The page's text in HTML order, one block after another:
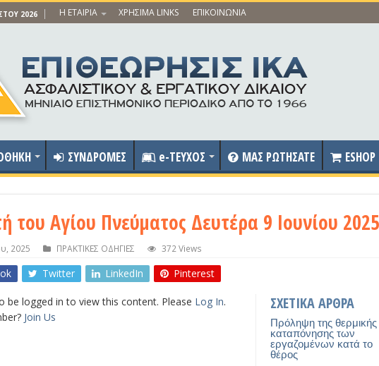
2026 Η ΕΤΑΙΡΙΑ ΧΡΗΣΙΜΑ LINKS ΕΠΙΚΟΙΝΩΝΙΑ
ΣΥΝΔΡΟΜΕΣ e-ΤΕΥΧΟΣ ΜΑΣ ΡΩΤΗΣΑΤΕ ESHOP
του Αγίου Πνεύματος Δευτέρα 9 Ιουνίου 2025
2025 ΠΡΑΚΤΙΚΕΣ ΟΔΗΓΙΕΣ 372 Views
Twitter LinkedIn Pinterest
ΣΧΕΤΙΚΑ ΑΡΘΡΑ
Πρόληψη της θερμικής
καταπόνησης των
εργαζομένων κατά το
θέρος
be logged in to view this content. Please Log In.
Join Us